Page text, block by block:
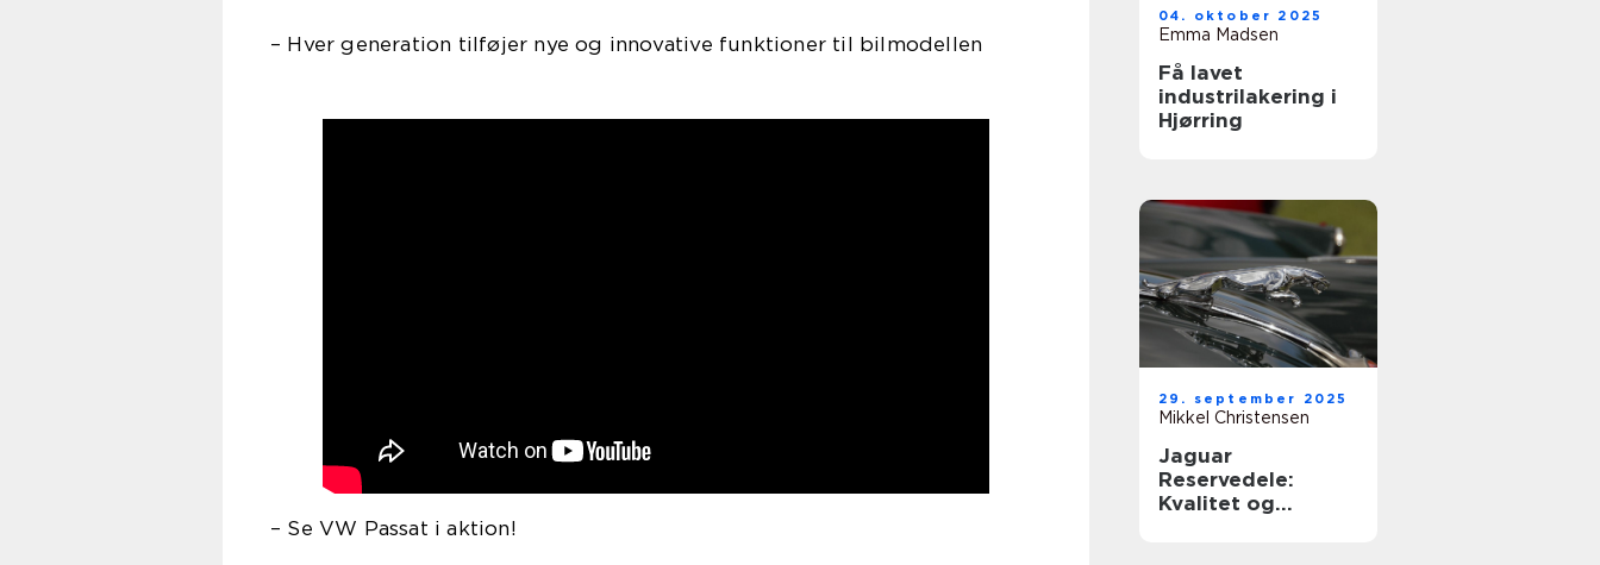
– Hver generation tilføjer nye og innovative funktioner til bilmodellen
– Se VW Passat i aktion!
04. oktober 2025
Emma Madsen
Få lavet
industrilakering i
Hjørring
29. september 2025
Mikkel Christensen
Jaguar
Reservedele:
Kvalitet og